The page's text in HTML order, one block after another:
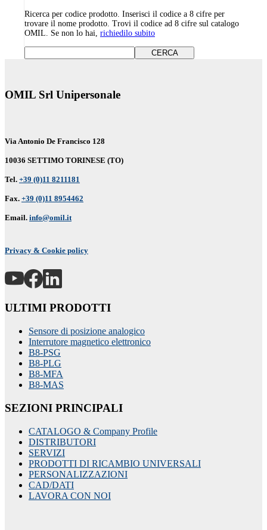
Ricerca per codice prodotto. Inserisci il codice a 8 cifre per
trovare il nome prodotto. Trovi il codice ad 8 cifre sul catalogo
OMIL. Se non lo hai, richiedilo subito
OMIL Srl Unipersonale
Via Antonio De Francisco 128
10036 SETTIMO TORINESE (TO)
Tel. +39 (0)11 8211181
Fax. +39 (0)11 8954462
Email. info@omil.it
Privacy & Cookie policy
ULTIMI PRODOTTI
Sensore di posizione analogico
Interrutore magnetico elettronico
B8-PSG
B8-PLG
B8-MFA
B8-MAS
SEZIONI PRINCIPALI
CATALOGO & Company Profile
DISTRIBUTORI
SERVIZI
PRODOTTI DI RICAMBIO UNIVERSALI
PERSONALIZZAZIONI
CAD/DATI
LAVORA CON NOI